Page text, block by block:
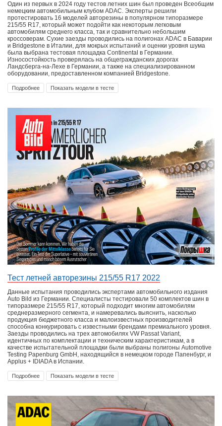
Один из первых в 2024 году тестов летних шин был проведен Всеобщим
немецким автомобильным клубом ADAC. Эксперты решили
протестировать 16 моделей авторезины в популярном типоразмере
215/55 R17, который может подойти как некоторым легковым
автомобилям среднего класса, так и сравнительно небольшим
кроссоверам. Сухие заезды проводились на полигонах ADAC в Баварии
и Bridgestone в Италии, для мокрых испытаний и оценки уровня шума
была выбрана тестовая площадка Continental в Германии.
Износостойкость проверялась на общегражданских дорогах
Ландсберга-на-Лехе в Германии, а также на специализированном
оборудовании, предоставленном компанией Bridgestone.
Подробнее Показать модели в тесте
Тест летней авторезины 215/55 R17 2022
Данные испытания проводились экспертами автомобильного издания
Auto Bild из Германии. Специалисты тестировали 50 комплектов шин в
типоразмере 215/55 R17, который подходит многим автомобилям
среднеразмерного сегмента, и намеревались выяснить, насколько
продукция бюджетного класса и малоизвестных производителей
способна конкурировать с известными брендами премиального уровня.
Заезды проводились на трех автомобилях VW Passat Variant,
идентичных по комплектации и техническим характеристикам, а в
качестве испытательной площадки были выбраны полигоны Automotive
Testing Papenburg GmbH, находящийся в немецком городе Папенбург, и
Applus + IDIADA в Испании.
Подробнее Показать модели в тесте